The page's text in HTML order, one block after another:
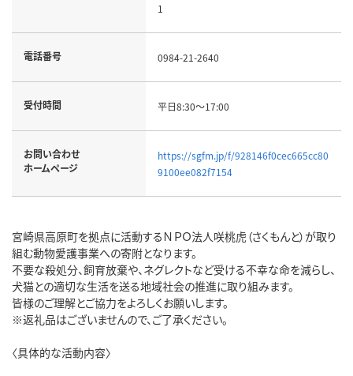
1
電話番号 0984-21-2640
受付時間 平日8:30～17:00
お問い合わせ
ホームページ
https://sgfm.jp/f/928146f0cec665cc80
9100ee082f7154
宮崎県高原町を拠点に活動するＮＰＯ法人咲桃虎（さくもんと）が取り
組む動物愛護事業への寄附となります。
不要な殺処分、飼育放棄や、ネグレクトなど受ける不幸な命を減らし、
犬猫との適切な生活を送る地域社会の推進に取り組みます。
皆様のご理解とご協力をよろしくお願いします。
※返礼品はございませんので、ご了承ください。
〈具体的な活動内容〉